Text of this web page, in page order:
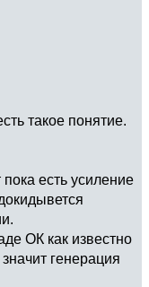
такое понятие.
есть усиление
ОК как известно
генерация